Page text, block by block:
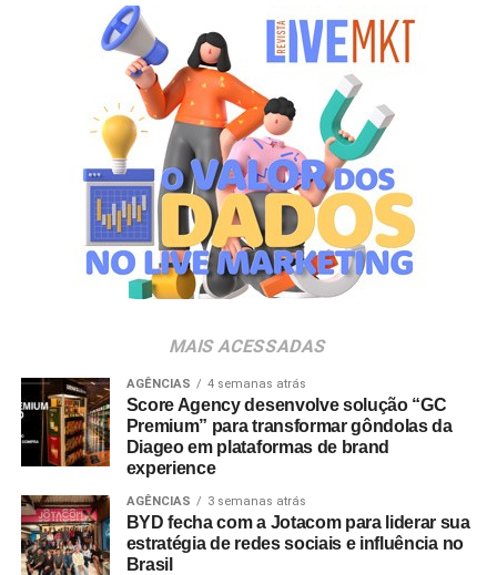
motiva muito. Quero contribuir para o desenvolvimento
dessas marcas no Brasil e fortalecer ainda mais sua
conexão com os tutores. Saber que nosso trabalho
contribui para o propósito da Mars de criar um mundo
melhor para os pets e para as pessoas que cuidam deles
torna essa nova etapa ainda mais significativa”, ressalta
Luana Nardez.
Para o diretor da área, a movimentação reforça a
competitividade da empresa no setor. “A Luana reúne
uma sólida experiência em marketing, inovação e gestão
de marcas. Sua visão de negócios e sua trajetória na
continuarmos desenvolvendo nossas marcas e
ampliando sua relevância junto aos tutores brasileiros”,
destaca Ignácio Inda.
MAIS ACESSADAS
AGÊNCIAS 4 semanas atrás
Score Agency desenvolve solução “GC
Premium” para transformar gôndolas da
Diageo em plataformas de brand
experience
AGÊNCIAS 3 semanas atrás
BYD fecha com a Jotacom para liderar sua
estratégia de redes sociais e influência no
Brasil